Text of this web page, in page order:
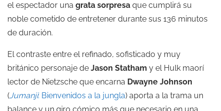
el espectador una grata sorpresa que cumplirá su
noble cometido de entretener durante sus 136 minutos
de duración.
El contraste entre el refinado, sofisticado y muy
británico personaje de Jason Statham y el Hulk maorí
lector de Nietzsche que encarna Dwayne Johnson
(Jumanji: Bienvenidos a la jungla) aporta a la trama un